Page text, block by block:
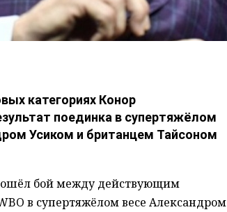
категориях Конор
поединка в супертяжёлом
Усиком и британцем Тайсоном
бой между действующим
в супертяжёлом весе Александром